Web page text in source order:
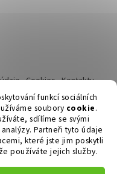
funkcí sociálních
soubory cookie.
sdílíme se svými
Partneři tyto údaje
které jste jim poskytli
používáte jejich služby.
Cookies Kontakty